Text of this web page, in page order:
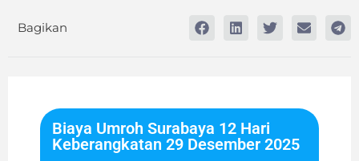
Bagikan
Biaya Umroh Surabaya 12 Hari
Keberangkatan 29 Desember 2025